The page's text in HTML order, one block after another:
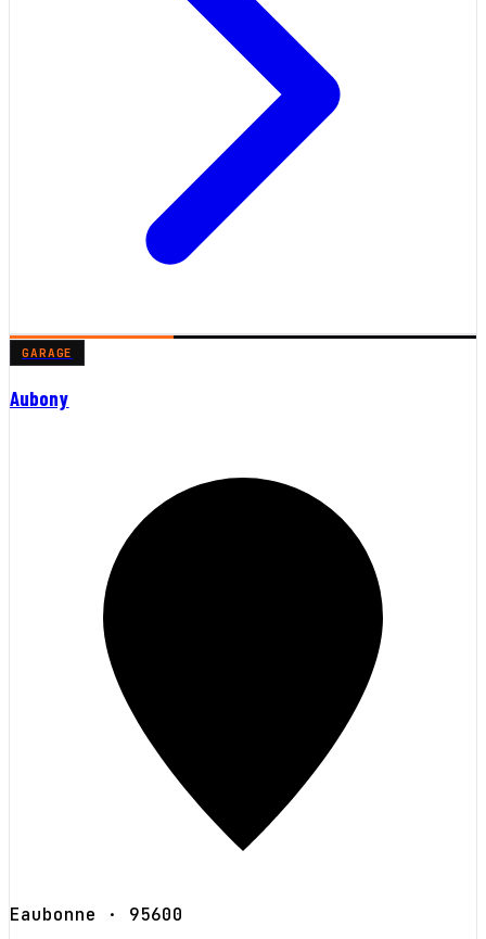
GARAGE
Aubony
Eaubonne · 95600